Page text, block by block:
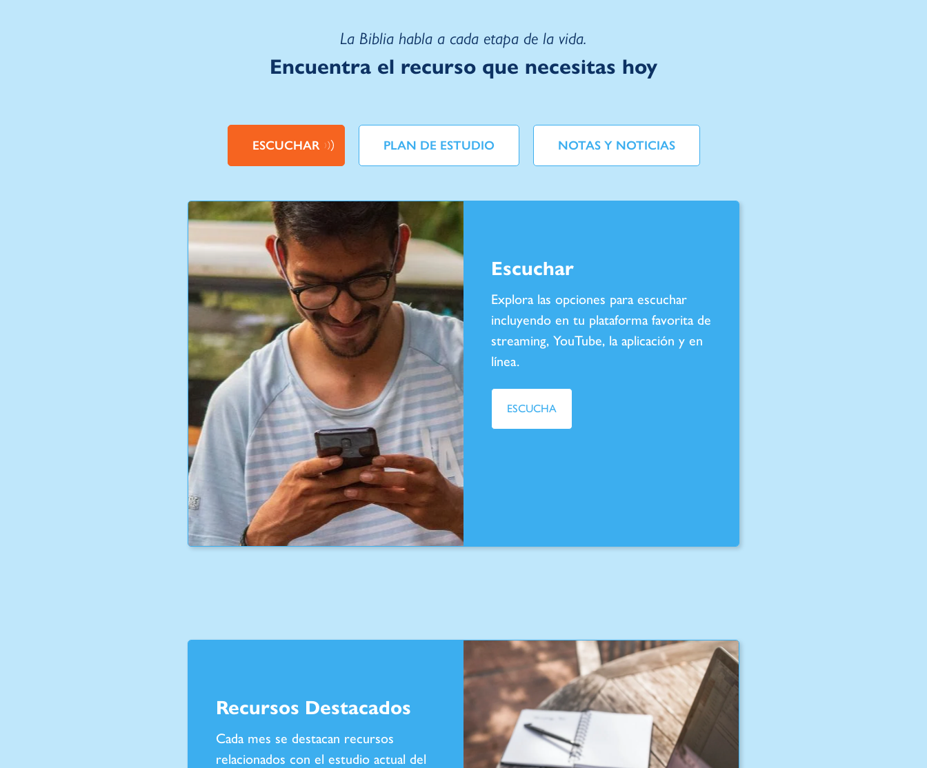
La Biblia habla a cada etapa de la vida.
Encuentra el recurso que necesitas hoy
ESCUCHAR PLAN DE ESTUDIO NOTAS Y NOTICIAS
Escuchar
Explora las opciones para escuchar
incluyendo en tu plataforma favorita de
streaming, YouTube, la aplicación y en
línea.
ESCUCHA
Recursos Destacados
Cada mes se destacan recursos
relacionados con el estudio actual del